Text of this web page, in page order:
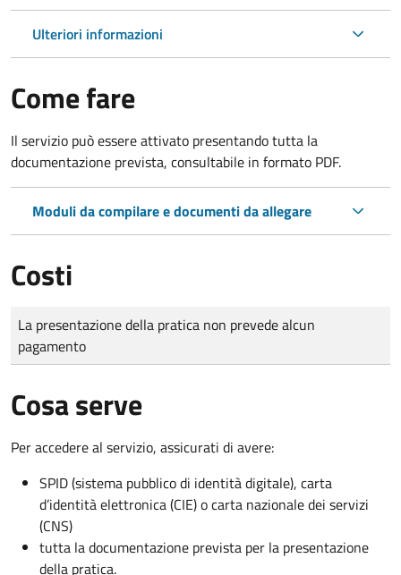
Ulteriori informazioni
Come fare
Il servizio può essere attivato presentando tutta la
documentazione prevista, consultabile in formato PDF.
Moduli da compilare e documenti da allegare
Costi
Tipo di pagamento
Importo
La presentazione della pratica non prevede alcun
pagamento
Cosa serve
Per accedere al servizio, assicurati di avere:
SPID (sistema pubblico di identità digitale), carta
d’identità elettronica (CIE) o carta nazionale dei servizi
(CNS)
tutta la documentazione prevista per la presentazione
della pratica.